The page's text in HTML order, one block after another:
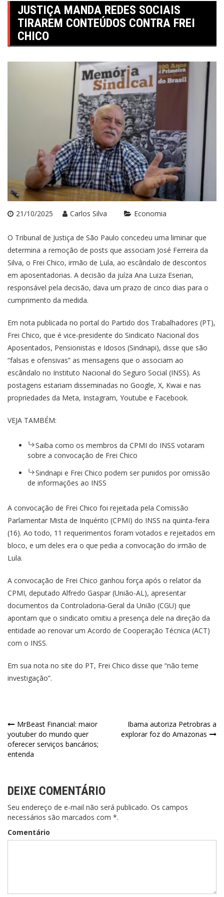
JUSTIÇA MANDA REDES SOCIAIS
TIRAREM CONTEÚDOS CONTRA FREI
CHICO
21/10/2025 Carlos Silva Economia
O Tribunal de Justiça de São Paulo concedeu uma liminar que
determina a remoção de posts que associam José Ferreira da
Silva, o Frei Chico, irmão de Lula, ao escândalo de descontos
em aposentadorias. A decisão da juíza Ana Luiza Eserian,
responsável pela decisão, dava um prazo de cinco dias para o
cumprimento da medida.
Em nota publicada no portal do Partido dos Trabalhadores (PT),
Frei Chico, que é vice-presidente do Sindicato Nacional dos
Aposentados, Pensionistas e Idosos (Sindnapi), disse que são
“falsas e ofensivas” as mensagens que o associam ao
escândalo no Instituto Nacional do Seguro Social (INSS). As
postagens estariam disseminadas no Google, X, Kwai e nas
propriedades da Meta, Instagram, Youtube e Facebook.
VEJA TAMBÉM:
Saiba como os membros da CPMI do INSS votaram
sobre a convocação de Frei Chico
Sindnapi e Frei Chico podem ser punidos por omissão
de informações ao INSS
A convocação de Frei Chico foi rejeitada pela Comissão
Parlamentar Mista de Inquérito (CPMI) do INSS na quinta-feira
(16). Ao todo, 11 requerimentos foram votados e rejeitados em
bloco, e um deles era o que pedia a convocação do irmão de
Lula.
A convocação de Frei Chico ganhou força após o relator da
CPMI, deputado Alfredo Gaspar (União-AL), apresentar
documentos da Controladoria-Geral da União (CGU) que
apontam que o sindicato omitiu a presença dele na direção da
entidade ao renovar um Acordo de Cooperação Técnica (ACT)
com o INSS.
Em sua nota no site do PT, Frei Chico disse que “não teme
investigação”.
Navegação
de
Post
MrBeast Financial: maior
youtuber do mundo quer
oferecer serviços bancários;
entenda
Ibama autoriza Petrobras a
explorar foz do Amazonas
DEIXE COMENTÁRIO
Seu endereço de e-mail não será publicado. Os campos
necessários são marcados com *.
Comentário